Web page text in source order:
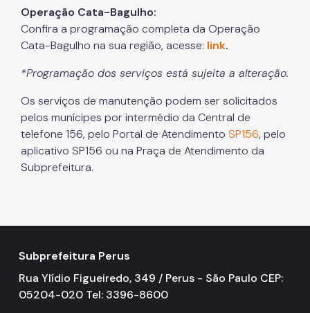
Operação Cata-Bagulho:
Confira a programação completa da Operação
Cata-Bagulho na sua região, acesse: link.
*Programação dos serviços está sujeita a alteração.
Os serviços de manutenção podem ser solicitados
pelos munícipes por intermédio da Central de
telefone 156, pelo Portal de Atendimento SP156, pelo
aplicativo SP156 ou na Praça de Atendimento da
Subprefeitura.
Subprefeitura Perus
Rua Ylídio Figueiredo, 349 / Perus - São Paulo CEP:
05204-020 Tel: 3396-8600